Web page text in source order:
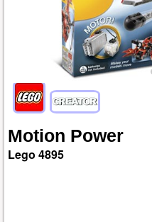
Motion Power
Lego 4895